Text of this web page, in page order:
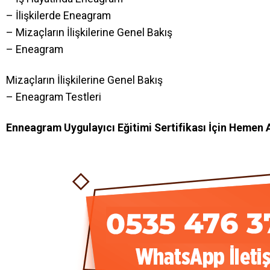
– İlişkilerde Eneagram
– Mizaçların İlişkilerine Genel Bakış
– Eneagram
Mizaçların İlişkilerine Genel Bakış
– Eneagram Testleri
Enneagram Uygulayıcı Eğitimi Sertifikası İçin Hemen